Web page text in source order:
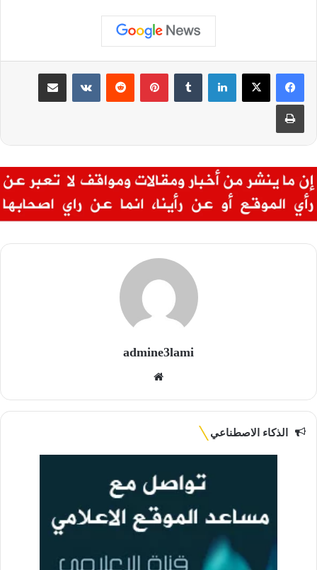
لينكدإن بينتيريست مشاركة عبر البريد
طباعة
admine3lami
الذكاء الاصطناعي